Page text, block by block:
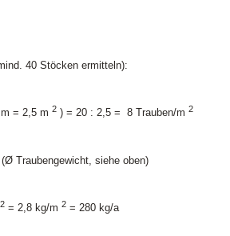
40 Stöcken ermitteln):
= 2,5 m 2 ) = 20 : 2,5 = 8 Trauben/m 2
Traubengewicht, siehe oben)
2 = 2,8 kg/m 2 = 280 kg/a